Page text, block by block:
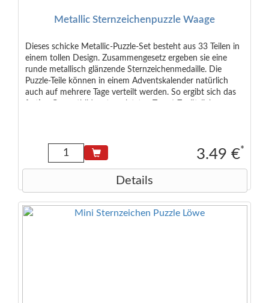
Metallic Sternzeichenpuzzle Waage
Dieses schicke Metallic-Puzzle-Set besteht aus 33 Teilen in
einem tollen Design. Zusammengesetz ergeben sie eine
runde metallisch glänzende Sternzeichenmedaille. Die
Puzzle-Teile können in einem Adventskalender natürlich
auch auf mehrere Tage verteilt werden. So ergibt sich das
2,0 cm Maße des Puzzles: 9 cm Durchmesser (rund)3.49 €*
Details